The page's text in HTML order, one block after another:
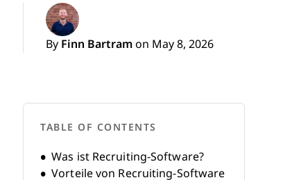
By Finn Bartram on May 8, 2026
TABLE OF CONTENTS
Was ist Recruiting-Software?
Vorteile von Recruiting-Software